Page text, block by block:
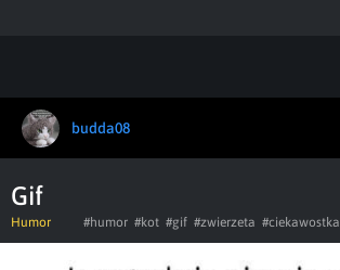
budda08
Gif
Humor #humor #kot #gif #zwierzeta #ciekawostka